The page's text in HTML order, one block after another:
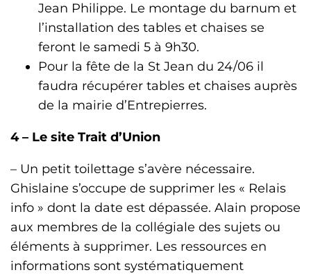
Jean Philippe. Le montage du barnum et
l’installation des tables et chaises se
feront le samedi 5 à 9h30.
Pour la fête de la St Jean du 24/06 il
faudra récupérer tables et chaises auprès
de la mairie d’Entrepierres.
4 – Le site Trait d’Union
– Un petit toilettage s’avère nécessaire.
Ghislaine s’occupe de supprimer les « Relais
info » dont la date est dépassée. Alain propose
aux membres de la collégiale des sujets ou
éléments à supprimer. Les ressources en
informations sont systématiquement